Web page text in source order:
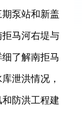
泵站和新盖
马河右堤与
了解南拒马
泄洪情况，
防洪工程建